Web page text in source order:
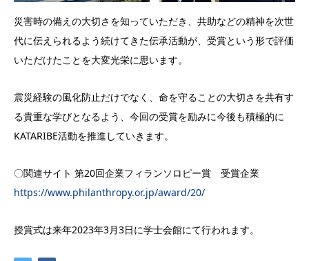
災害時の備えの大切さを知っていただき、共助などの精神を次世
代に伝えられるよう続けてきた伝承活動が、受賞という形で評価
いただけたことを大変光栄に思います。
震災経験の風化防止だけでなく、命を守ることの大切さを共有す
る貴重な学びとなるよう、今回の受賞を励みに今後も積極的に
KATARIBE活動を推進していきます。
〇関連サイト 第20回企業フィランソロピー賞 受賞企業
https://www.philanthropy.or.jp/award/20/
授賞式は来年2023年3月3日に学士会館にて行われます。